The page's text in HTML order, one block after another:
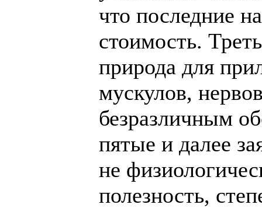
что последние
стоимость.
природа для
мускулов,
безразличным
пятые и далее
не
полезность,